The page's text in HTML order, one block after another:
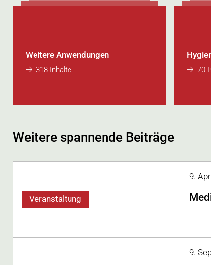
Weitere Anwendungen
318 Inhalte 70
Weitere spannende Beiträge
Veranstaltung
9.
9.